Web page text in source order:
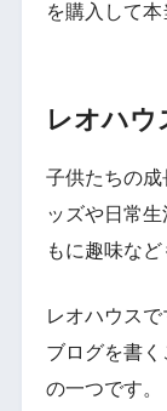
を購入して本
レオハウ
子供たちの
ッズや日常
もに趣味など
レオハウス
ブログを書
の一つです。